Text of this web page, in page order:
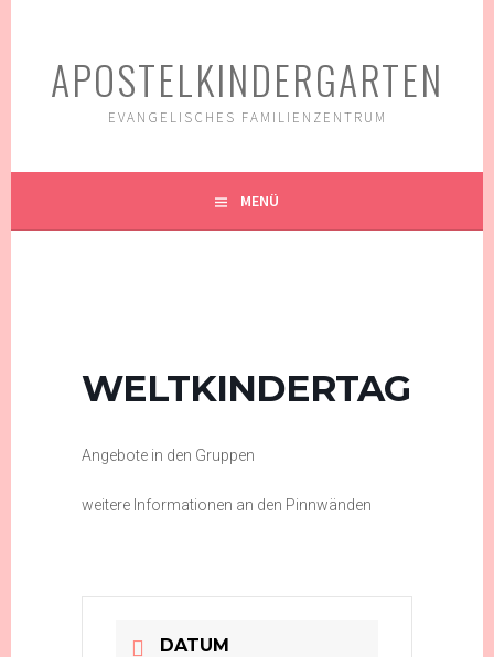
APOSTELKINDERGARTEN
EVANGELISCHES FAMILIENZENTRUM
MENÜ
WELTKINDERTAG
Angebote in den Gruppen
weitere Informationen an den Pinnwänden
DATUM